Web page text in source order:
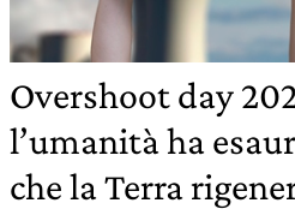
Overshoot day
l’umanità ha
che la Terra